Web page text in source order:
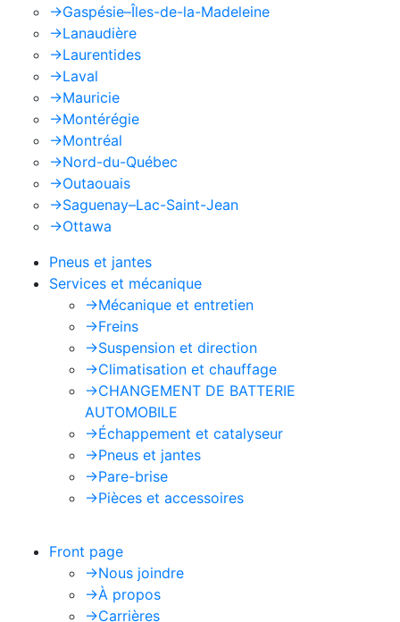
->Gaspésie–Îles-de-la-Madeleine
->Lanaudière
->Laurentides
->Laval
->Mauricie
->Montérégie
->Montréal
->Nord-du-Québec
->Outaouais
->Saguenay–Lac-Saint-Jean
->Ottawa
Pneus et jantes
Services et mécanique
->Mécanique et entretien
->Freins
->Suspension et direction
->Climatisation et chauffage
->CHANGEMENT DE BATTERIE
AUTOMOBILE
->Échappement et catalyseur
->Pneus et jantes
->Pare-brise
->Pièces et accessoires
Front page
->Nous joindre
->À propos
->Carrières